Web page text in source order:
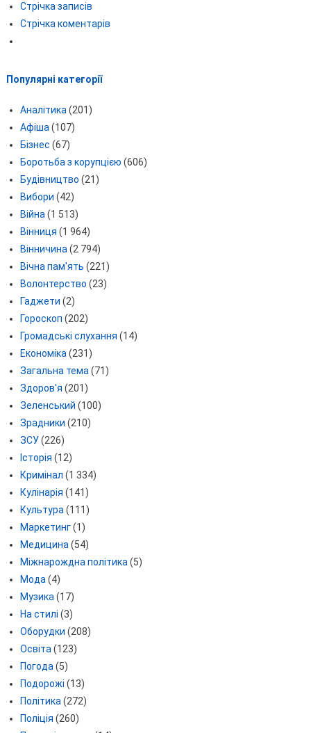
Стрічка записів
Стрічка коментарів
Популярні категорії
Аналітика (201)
Афіша (107)
Бізнес (67)
Боротьба з корупцією (606)
Будівництво (21)
Вибори (42)
Війна (1 513)
Вінниця (1 964)
Вінничина (2 794)
Вічна пам'ять (221)
Волонтерство (23)
Гаджети (2)
Гороскоп (202)
Громадські слухання (14)
Економіка (231)
Загальна тема (71)
Здоров'я (201)
Зеленський (100)
Зрадники (210)
ЗСУ(226)
Історія (12)
Кримінал (1 334)
Кулінарія (141)
Культура (111)
Маркетинг(1)
Медицина (54)
Міжнарождна політика (5)
Мода (4)
Музика (17)
На стилі (3)
Оборудки (208)
Освіта (123)
Погода (5)
Подорожі (13)
Політика (272)
Поліція (260)